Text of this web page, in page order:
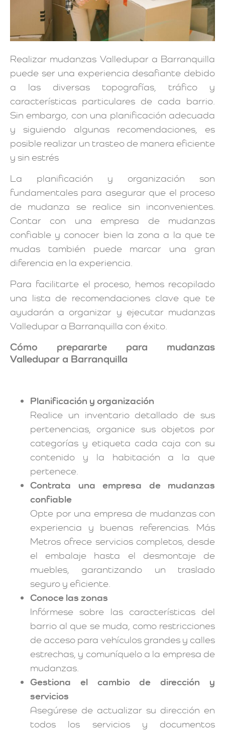
Realizar mudanzas Valledupar a Barranquilla
puede ser una experiencia desafiante debido
a las diversas topografías, tráfico y
características particulares de cada barrio.
Sin embargo, con una planificación adecuada
y siguiendo algunas recomendaciones, es
posible realizar un trasteo de manera eficiente
y sin estrés
La planificación y organización son
fundamentales para asegurar que el proceso
de mudanza se realice sin inconvenientes.
Contar con una empresa de mudanzas
confiable y conocer bien la zona a la que te
mudas también puede marcar una gran
diferencia en la experiencia.
Para facilitarte el proceso, hemos recopilado
una lista de recomendaciones clave que te
ayudarán a organizar y ejecutar mudanzas
Valledupar a Barranquilla con éxito.
Cómo prepararte para mudanzas
Valledupar a Barranquilla
Planificación y organización
Realice un inventario detallado de sus
pertenencias, organice sus objetos por
categorías y etiqueta cada caja con su
contenido y la habitación a la que
pertenece.
Contrata una empresa de mudanzas
confiable
Opte por una empresa de mudanzas con
experiencia y buenas referencias. Más
Metros ofrece servicios completos, desde
el embalaje hasta el desmontaje de
muebles, garantizando un traslado
seguro y eficiente.
Conoce las zonas
Infórmese sobre las características del
barrio al que se muda, como restricciones
de acceso para vehículos grandes y calles
estrechas, y comuníquelo a la empresa de
mudanzas.
Gestiona el cambio de dirección y
servicios
Asegúrese de actualizar su dirección en
todos los servicios y documentos